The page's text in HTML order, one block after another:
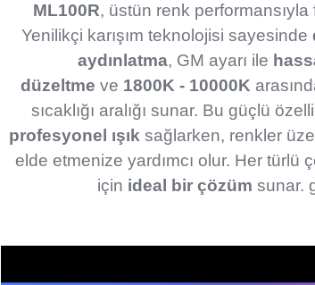
ML100R, üstün renk performansıyla
Yenilikçi karışım teknolojisi sayesinde
aydınlatma, GM ayarı ile
düzeltme ve 1800K - 10000K
sıcaklığı aralığı sunar. Bu güçlü
profesyonel ışıksağlarken, renkler
elde etmenize yardımcı olur. Her türlü
için ideal bir çözüm sunar.